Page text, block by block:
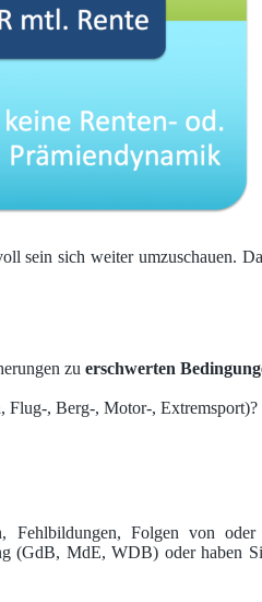
sein sich weiter umzuschauen.
zu erschwerten
Flug-, Berg-, Motor-, Extremsport)?
Fehlbildungen, Folgen von
(GdB, MdE, WDB) oder haben